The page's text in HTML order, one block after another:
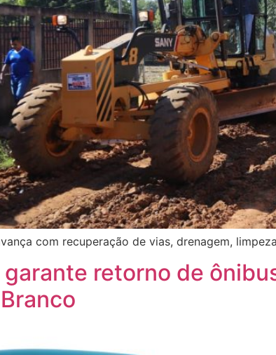
com recuperação de vias, drenagem,
retorno de